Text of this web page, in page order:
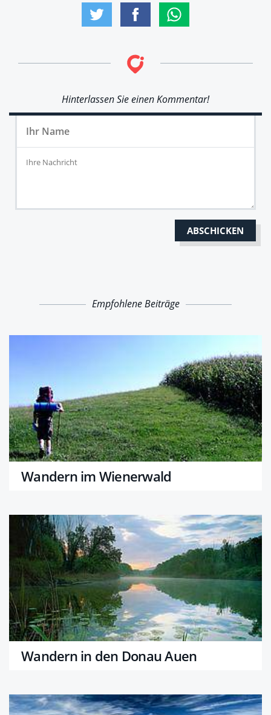
Hinterlassen Sie einen Kommentar!
Empfohlene Beiträge
Wandern im Wienerwald
Wandern in den Donau Auen